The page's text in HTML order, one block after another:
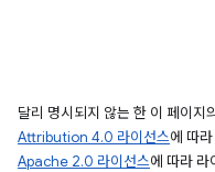
달리 명시되지 않는 한 이 페이지
Attribution 4.0 라이선스에 따
Apache 2.0 라이선스에 따라 라